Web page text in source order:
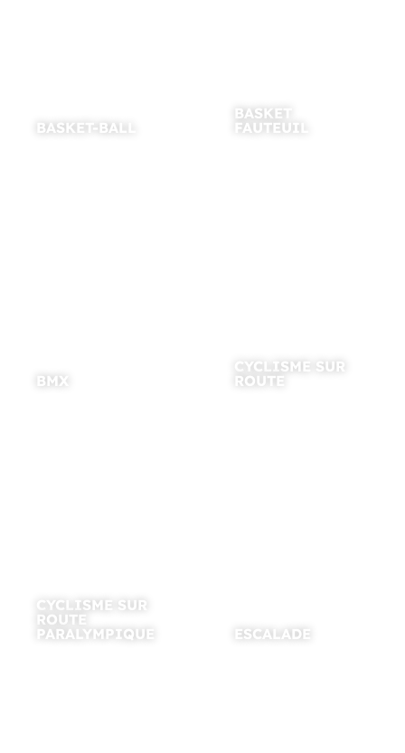
BASKET-BALL
BASKET
FAUTEUIL
BMX
CYCLISME SUR
ROUTE
CYCLISME SUR
ROUTE
PARALYMPIQUE
ESCALADE